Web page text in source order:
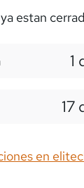
estan
1
17
en